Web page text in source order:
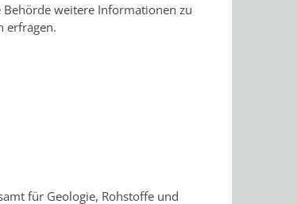
weitere Informationen zu
erfragen.
für Geologie, Rohstoffe und